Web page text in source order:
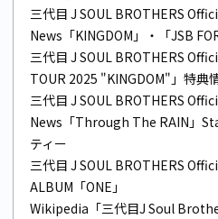
三代目 J SOUL BROTHERS
News「KINGDOM」・「JSB
三代目 J SOUL BROTHERS
TOUR 2025 "KINGDOM"」特典
三代目 J SOUL BROTHERS
News「Through The RAIN」
ティー
三代目 J SOUL BROTHERS
ALBUM「ONE」
Wikipedia「三代目J Soul